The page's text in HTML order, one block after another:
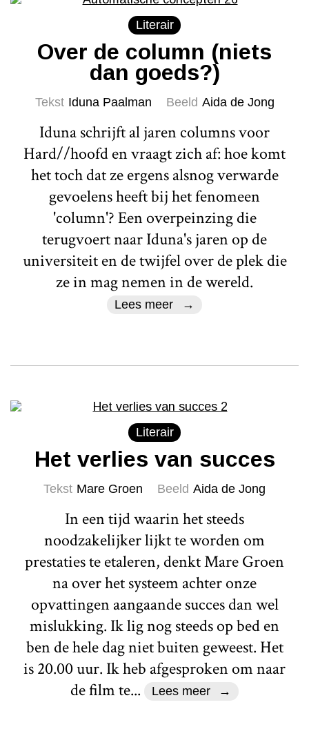
Literair
Over de column (niets
dan goeds?)
Tekst Iduna Paalman Beeld Aida de Jong
Iduna schrijft al jaren columns voor
Hard//hoofd en vraagt zich af: hoe komt
het toch dat ze ergens alsnog verwarde
gevoelens heeft bij het fenomeen
'column'? Een overpeinzing die
terugvoert naar Iduna's jaren op de
universiteit en de twijfel over de plek die
ze in mag nemen in de wereld.
Lees meer
Literair
Het verlies van succes
Tekst Mare Groen Beeld Aida de Jong
In een tijd waarin het steeds
noodzakelijker lijkt te worden om
prestaties te etaleren, denkt Mare Groen
na over het systeem achter onze
opvattingen aangaande succes dan wel
mislukking. Ik lig nog steeds op bed en
ben de hele dag niet buiten geweest. Het
is 20.00 uur. Ik heb afgesproken om naar
de film te...
Lees meer